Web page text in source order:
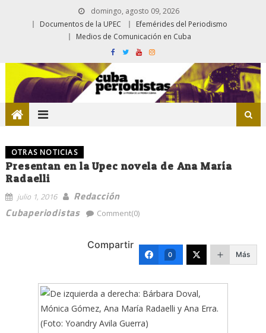
domingo, agosto 09, 2026
Documentos de la UPEC
Efemérides del Periodismo
Medios de Comunicación en Cuba
OTRAS NOTICIAS
Presentan en la Upec novela de Ana María
Radaelli
julio 1, 2016
Redacción
Cubaperiodistas
Comment(0)
Compartir
0 Más